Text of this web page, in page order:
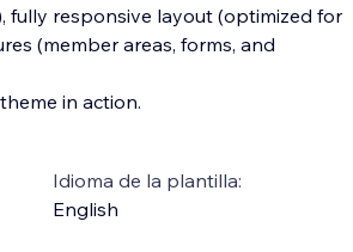
fully responsive layout (optimized for
(member areas, forms, and
in action.
Idioma de la plantilla:
English